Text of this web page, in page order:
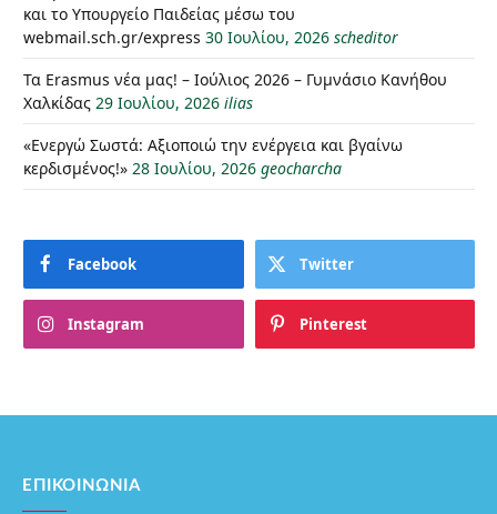
και το Υπουργείο Παιδείας μέσω του
webmail.sch.gr/express 30 Ιουλίου, 2026 scheditor
Τα Erasmus νέα μας! – Ιούλιος 2026 – Γυμνάσιο Κανήθου
Χαλκίδας 29 Ιουλίου, 2026 ilias
«Ενεργώ Σωστά: Αξιοποιώ την ενέργεια και βγαίνω
κερδισμένος!» 28 Ιουλίου, 2026 geocharcha
Facebook Twitter
Instagram Pinterest
ΕΠΙΚΟΙΝΩΝΊΑ